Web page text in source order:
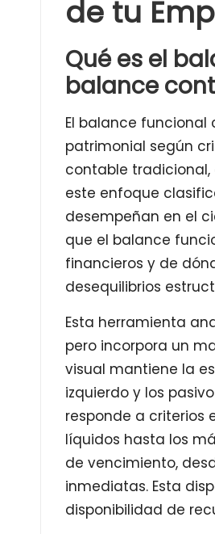
de tu
Qué es el
balance
El balance
patrimonial según
contable
este enfoque
desempeñan en el
que el balance
financieros y de
desequilibrios
Esta herramienta
pero incorpora un
visual mantiene la
izquierdo y los
responde a criterios
líquidos hasta los
de vencimiento,
inmediatas. Esta
disponibilidad de